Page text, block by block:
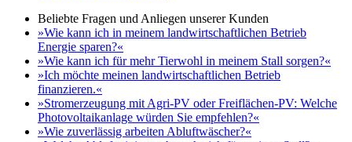
Beliebte Fragen und Anliegen unserer Kunden
»Wie kann ich in meinem landwirtschaftlichen Betrieb
Energie sparen?«
»Wie kann ich für mehr Tierwohl in meinem Stall sorgen?«
»Ich möchte meinen landwirtschaftlichen Betrieb
finanzieren.«
»Stromerzeugung mit Agri-PV oder Freiflächen-PV: Welche
Photovoltaikanlage würden Sie empfehlen?«
»Wie zuverlässig arbeiten Abluftwäscher?«